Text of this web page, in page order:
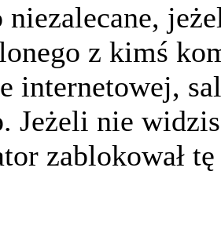
niezalecane,
z kimś
internetowej,
Jeżeli nie
zablokował